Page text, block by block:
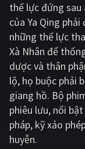
Tình cảm - Lãng
Giật gân
Viễn Tây
GameShow
QUỐC GIA
thế lực đứng sau
của Ya Qing
những thế lực
Xà Nhân để
dược và thân
lộ, họ buộc phải
giang hồ. Bộ
phiêu lưu, nổi
pháp, kỹ xảo
huyễn.